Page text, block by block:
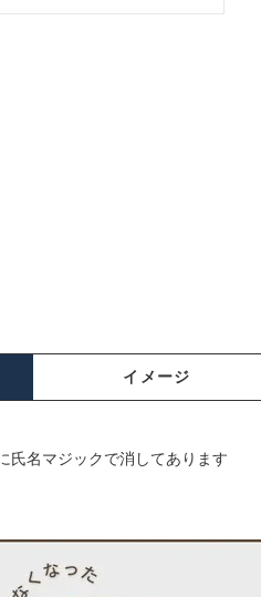
イメージ
名マジックで消してあります